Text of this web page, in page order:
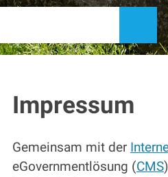
Impressum
Gemeinsam mit der
eGovernmentlösung (CMS